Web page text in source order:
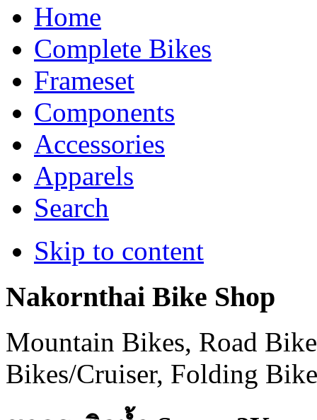
Home
Complete Bikes
Frameset
Components
Accessories
Apparels
Search
Skip to content
Nakornthai Bike Shop
Mountain Bikes, Road
Bikes/Cruiser, Folding